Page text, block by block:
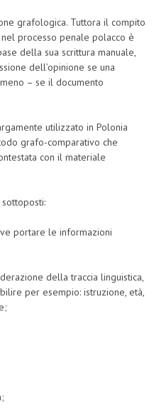
grafologica. Tuttora il compito
processo penale polacco è
della sua scrittura manuale,
dell’opinione se una
– se il documento
utilizzato in Polonia
grafo-comparativo che
con il materiale
portare le informazioni
della traccia linguistica,
per esempio: istruzione, età,